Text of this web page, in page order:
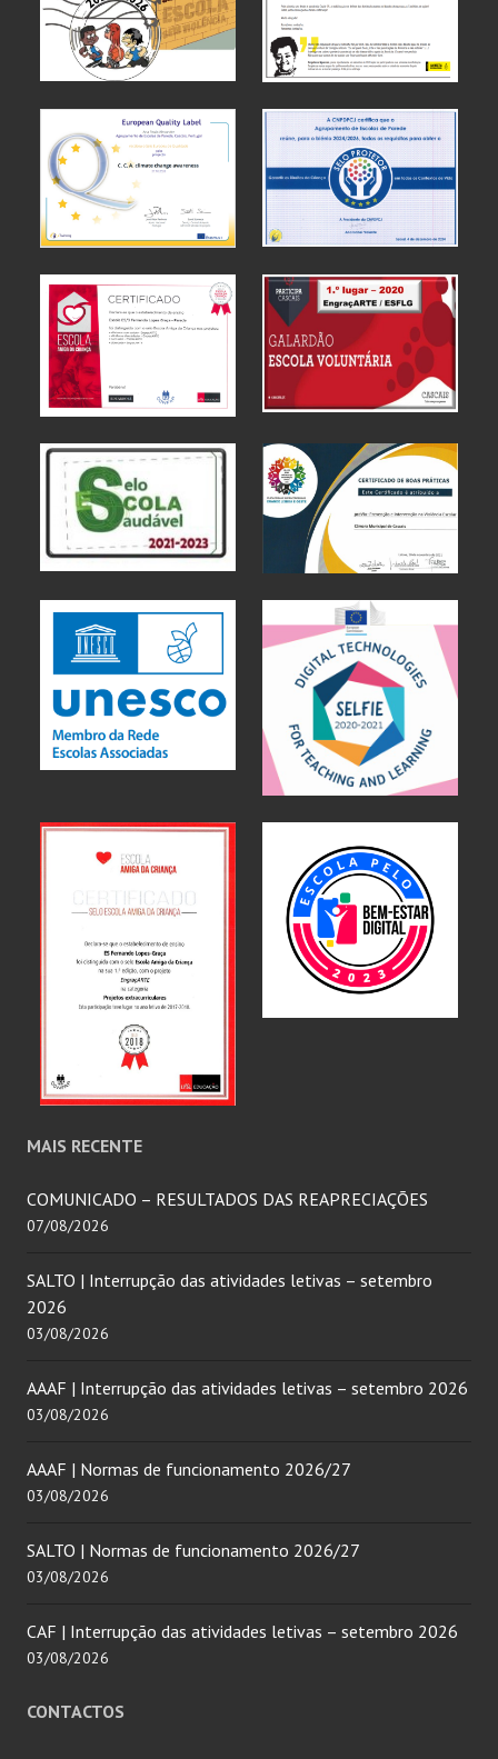
MAIS RECENTE
COMUNICADO – RESULTADOS DAS REAPRECIAÇÕES
07/08/2026
SALTO | Interrupção das atividades letivas – setembro
2026
03/08/2026
AAAF | Interrupção das atividades letivas – setembro 2026
03/08/2026
AAAF | Normas de funcionamento 2026/27
03/08/2026
SALTO | Normas de funcionamento 2026/27
03/08/2026
CAF | Interrupção das atividades letivas – setembro 2026
03/08/2026
CONTACTOS